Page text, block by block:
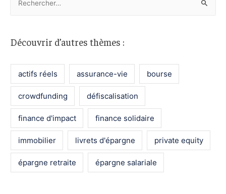
r
e
Découvrir d’autres thèmes :
actifs réels assurance-vie bourse
crowdfunding défiscalisation
finance d'impact finance solidaire
immobilier livrets d'épargne private equity
épargne retraite épargne salariale